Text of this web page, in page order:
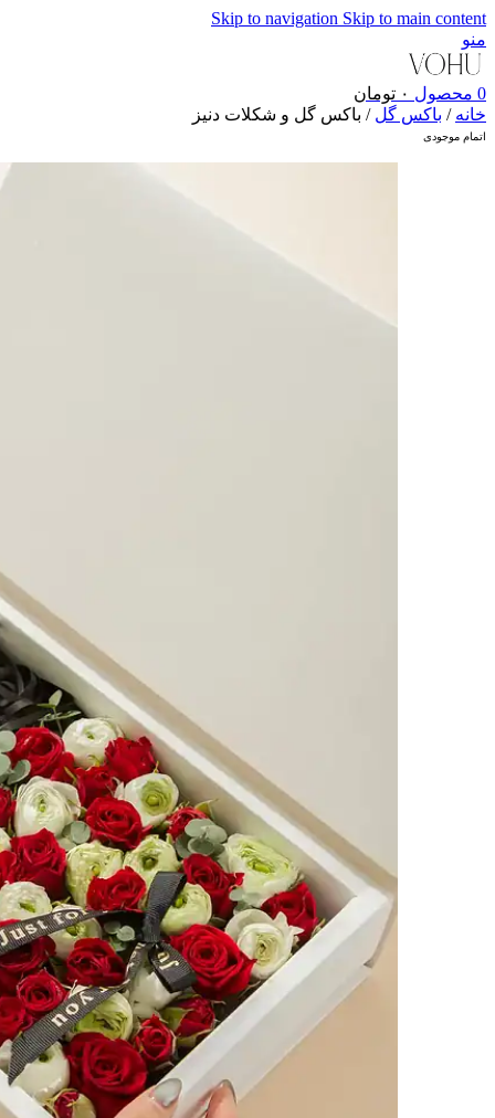
Skip to navigation Skip to main content
منو
0 محصول ۰ تومان
خانه / باکس گل / باکس گل و شکلات دنیز
اتمام موجودی